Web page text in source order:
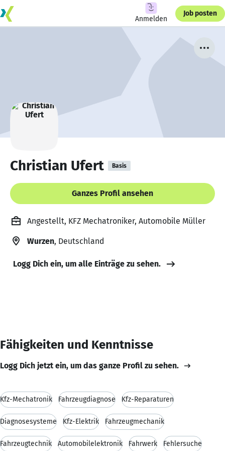
Anmelden
Job posten
Christian Ufert Basis
Ganzes Profil ansehen
Angestellt, KFZ Mechatroniker, Automobile Müller
Wurzen, Deutschland
Logg Dich ein, um alle Einträge zu sehen.
Fähigkeiten und Kenntnisse
Logg Dich jetzt ein, um das ganze Profil zu sehen.
Kfz-Mechatronik Fahrzeugdiagnose Kfz-Reparaturen
Diagnosesysteme Kfz-Elektrik Fahrzeugmechanik
Fahrzeugtechnik Automobilelektronik Fahrwerk Fehlersuche